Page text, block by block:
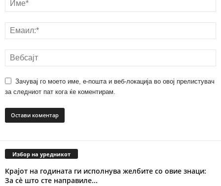
Зачувај го моето име, е-пошта и веб-локација во овој прелистувач
за следниот пат кога ќе коментирам.
Избор на уредникот
Крајот на годината ги исполнува желбите со овие знаци:
За сè што сте направиле...